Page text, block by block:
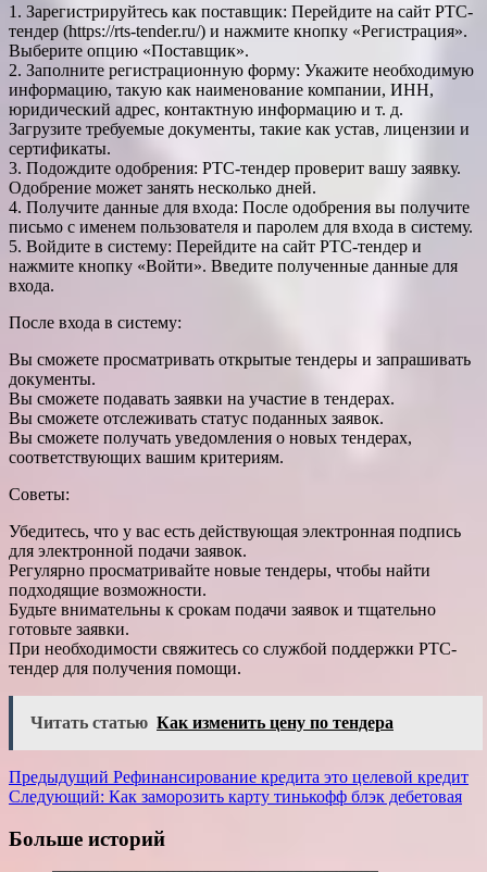
1. Зарегистрируйтесь как поставщик: Перейдите на сайт РТС-
тендер (https://rts-tender.ru/) и нажмите кнопку «Регистрация».
Выберите опцию «Поставщик».
2. Заполните регистрационную форму: Укажите необходимую
информацию, такую как наименование компании, ИНН,
юридический адрес, контактную информацию и т. д.
Загрузите требуемые документы, такие как устав, лицензии и
сертификаты.
3. Подождите одобрения: РТС-тендер проверит вашу заявку.
Одобрение может занять несколько дней.
4. Получите данные для входа: После одобрения вы получите
письмо с именем пользователя и паролем для входа в систему.
5. Войдите в систему: Перейдите на сайт РТС-тендер и
нажмите кнопку «Войти». Введите полученные данные для
входа.
После входа в систему:
Вы сможете просматривать открытые тендеры и запрашивать
документы.
Вы сможете подавать заявки на участие в тендерах.
Вы сможете отслеживать статус поданных заявок.
Вы сможете получать уведомления о новых тендерах,
соответствующих вашим критериям.
Советы:
Убедитесь, что у вас есть действующая электронная подпись
для электронной подачи заявок.
Регулярно просматривайте новые тендеры, чтобы найти
подходящие возможности.
Будьте внимательны к срокам подачи заявок и тщательно
готовьте заявки.
При необходимости свяжитесь со службой поддержки РТС-
тендер для получения помощи.
Читать статью Как изменить цену по тендера
Навигация
записи
Предыдущий Рефинансирование кредита это целевой кредит
Следующий: Как заморозить карту тинькофф блэк дебетовая
Больше историй